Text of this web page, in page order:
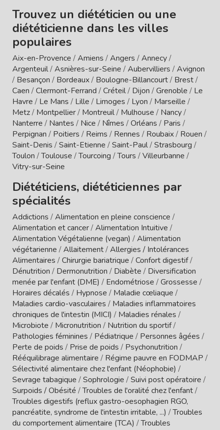
Trouvez un diététicien ou une
diététicienne dans les villes
populaires
Aix-en-Provence /Amiens /Angers /Annecy/
Argenteuil/Asnières-sur-Seine /Aubervilliers /Avignon
/ Besançon / Bordeaux/ Boulogne-Billancourt/ Brest/
Caen /Clermont-Ferrand /Créteil/ Dijon /Grenoble / Le
Havre / Le Mans / Lille / Limoges / Lyon / Marseille /
Metz/ Montpellier/ Montreuil/ Mulhouse / Nancy/
Nanterre / Nantes / Nice / Nîmes /Orléans / Paris /
Perpignan / Poitiers / Reims / Rennes / Roubaix/ Rouen /
Saint-Denis /Saint-Etienne /Saint-Paul/Strasbourg /
Toulon /Toulouse /Tourcoing /Tours /Villeurbanne /
Vitry-sur-Seine
Diététiciens, diététiciennes par
spécialités
Addictions /Alimentation en pleine conscience /
Alimentation et cancer/Alimentation Intuitive /
Alimentation Végétalienne (vegan) /Alimentation
végétarienne /Allaitement/Allergies / Intolérances
Alimentaires /Chirurgie bariatrique /Confort digestif/
Dénutrition / Dermonutrition / Diabète / Diversification
menée par l'enfant (DME) / Endométriose /Grossesse /
Horaires décalés / Hypnose / Maladie cœliaque /
Maladies cardio-vasculaires / Maladies inflammatoires
chroniques de l'intestin (MICI) / Maladies rénales /
Microbiote / Micronutrition / Nutrition du sportif/
Pathologies féminines / Pédiatrique / Personnes âgées /
Perte de poids / Prise de poids / Psychonutrition /
Rééquilibrage alimentaire / Régime pauvre en FODMAP /
Sélectivité alimentaire chez l'enfant (Néophobie) /
Sevrage tabagique /Sophrologie /Suivi post opératoire /
Surpoids / Obésité /Troubles de l'oralité chez l'enfant/
Troubles digestifs (reflux gastro-oesophagien RGO,
pancréatite, syndrome de l'intestin irritable, ...) /Troubles
du comportement alimentaire (TCA) /Troubles